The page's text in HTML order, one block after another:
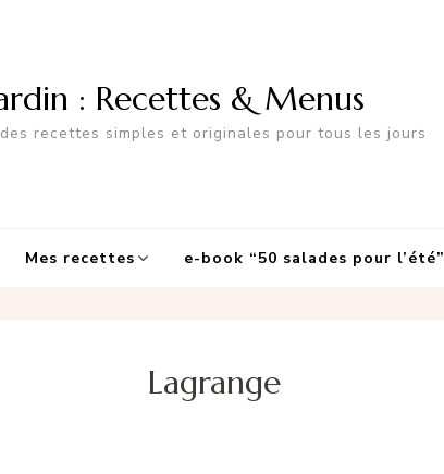
: Recettes & Menus
recettes simples et originales pour tous les jours
Mes recettes e-book “50 salades pour l’été”
Lagrange